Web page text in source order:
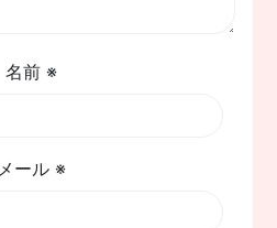
名前 ※
メール ※